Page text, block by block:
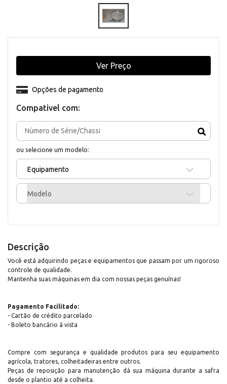
Compativel com:
ou selecione um modelo:
Equipamento
Modelo
Opções de pagamento
Ver Preço
Descrição
Você está adquirindo peças e equipamentos que passam por um rigoroso
controle de qualidade.
Mantenha suas máquinas em dia com nossas peças genuínas!
Pagamento Facilitado:
- Cartão de crédito parcelado
- Boleto bancário à vista
Compre com segurança e qualidade produtos para seu equipamento
agrícola, tratores, colheitadeiras entre outros.
Peças de reposição para manutenção dá sua máquina durante a safra
desde o plantio até a colheita.